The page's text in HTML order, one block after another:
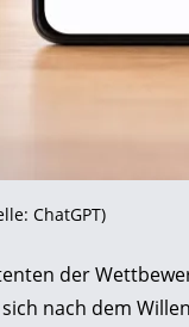
ChatGPT)
der
nach dem